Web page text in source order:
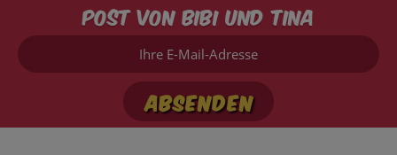
Post von Bibi und Tina
Ihre
Mail-